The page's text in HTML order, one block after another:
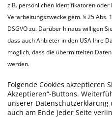
Filtern
Newsletter
WILLKOMMEN - Die
stellt sich vor
z.B. persönlichen Identifikatoren oder
Verarbeitungszwecke gem. § 25 Abs.
DSGVO zu. Darüber hinaus willigen
dass auch Anbieter in den USA Ihre
möglich, dass die übermittelten
werden.
Folgende Cookies akzeptieren
Akzeptieren“-Buttons.
unserer Datenschutzerklärung
auch am Ende jeder Seite